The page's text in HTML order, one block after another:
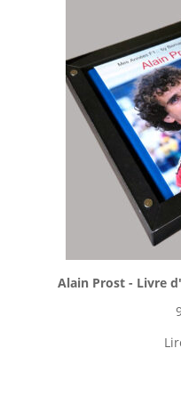
Alain Prost - Livre